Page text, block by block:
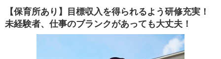
【保育所あり】目標収入を得られるよう研修充実！
未経験者、仕事のブランクがあっても大丈夫！